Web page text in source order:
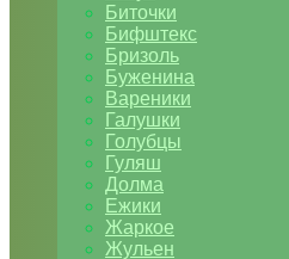
Биточки
Бифштекс
Бризоль
Буженина
Вареники
Галушки
Голубцы
Гуляш
Долма
Ежики
Жаркое
Жульен